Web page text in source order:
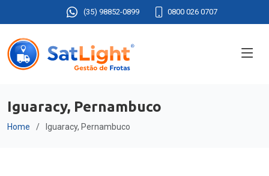
(35) 98852-0899 0800 026 0707
Iguaracy, Pernambuco
Home Iguaracy, Pernambuco